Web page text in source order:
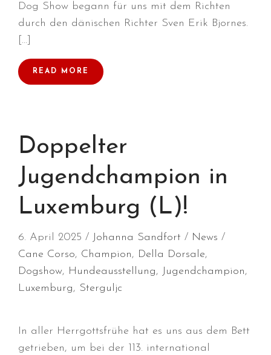
Dezember 2025
Januar 2025
Dezember 2024
November 2024
Oktober 2024
September 2024
August 2024
Dog Show begann für uns mit dem Richten
durch den dänischen Richter Sven Erik Bjornes.
[…]
READ MORE
Doppelter
Jugendchampion in
Luxemburg (L)!
6. April 2025 Johanna Sandfort
News
Cane Corso, Champion, Della Dorsale,
Dogshow, Hundeausstellung, Jugendchampion,
Luxemburg, Sterguljc
In aller Herrgottsfrühe hat es uns aus dem Bett
getrieben, um bei der 113. international